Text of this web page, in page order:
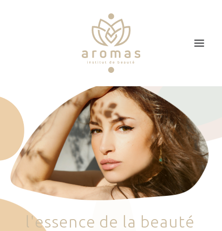
Soins
Je veux faire un bon cadeau
Plan d’accès
Prendre RDV
'essence de la beauté